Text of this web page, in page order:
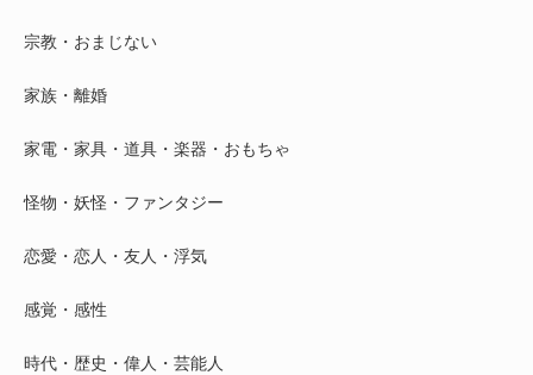
宗教・おまじない
家族・離婚
家電・家具・道具・楽器・おもちゃ
怪物・妖怪・ファンタジー
恋愛・恋人・友人・浮気
感覚・感性
時代・歴史・偉人・芸能人